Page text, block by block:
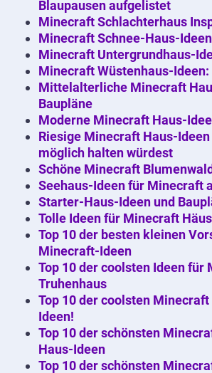
Blaupausen aufgelistet
Minecraft Schlachterhaus
Minecraft Schnee-Haus-
Minecraft Untergrundhaus-
Minecraft Wüstenhaus-
Mittelalterliche Minecraft
Baupläne
Moderne Minecraft Haus-
Riesige Minecraft Haus-
möglich halten würdest
Schöne Minecraft
Seehaus-Ideen für Minecraft
Starter-Haus-Ideen und
Tolle Ideen für Minecraft
Top 10 der besten kleinen
Minecraft-Ideen
Top 10 der coolsten Ideen für
Truhenhaus
Top 10 der coolsten
Ideen!
Top 10 der schönsten
Haus-Ideen
Top 10 der schönsten